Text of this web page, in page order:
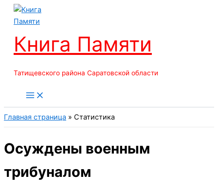
Перейти
Книга Памяти
Татищевского района Саратовской области
Главная страница » Статистика
Осуждены военным
трибуналом